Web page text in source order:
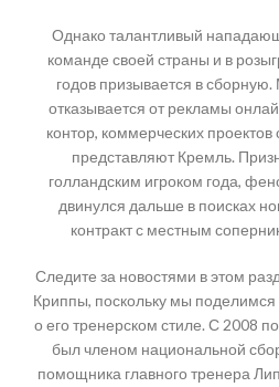
Однако талантливый
команде своей страны и в
годов призывается в
отказывается от рекламы
контор, коммерческих
представляют Кремль.
голландским игроком года,
двинулся дальше в поисках
контракт с местным
Следите за новостями в этом
Криппы, поскольку мы
о его тренерском стиле. С 2008
был членом национальной
помощника главного тренера